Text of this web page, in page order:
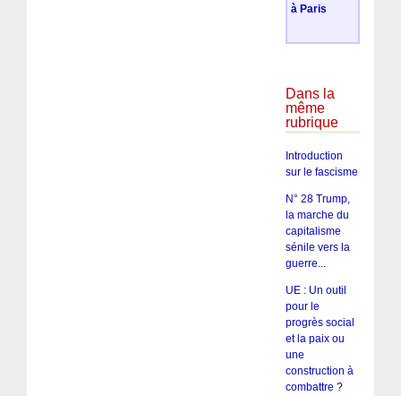
à Paris
Dans la
même
rubrique
Introduction
sur le fascisme
N° 28 Trump,
la marche du
capitalisme
sénile vers la
guerre...
UE : Un outil
pour le
progrès social
et la paix ou
une
construction à
combattre ?